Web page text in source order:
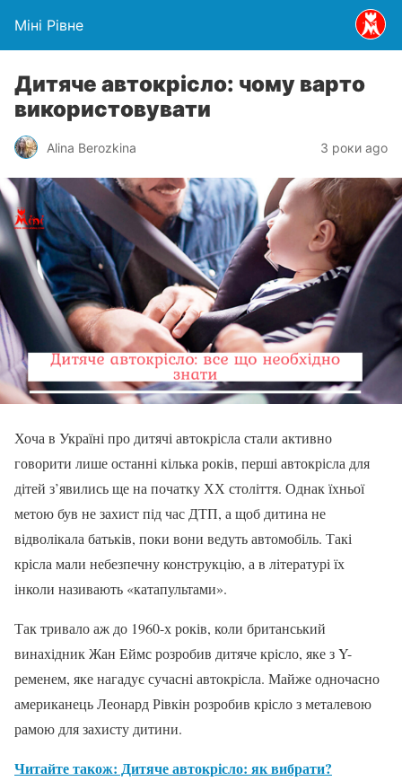
Міні Рівне
Дитяче автокрісло: чому варто
використовувати
Alina Berozkina 3 роки ago
Хоча в Україні про дитячі автокрісла стали активно
говорити лише останні кілька років, перші автокрісла для
дітей з’явились ще на початку ХХ століття. Однак їхньої
метою був не захист під час ДТП, а щоб дитина не
відволікала батьків, поки вони ведуть автомобіль. Такі
крісла мали небезпечну конструкцію, а в літературі їх
інколи називають «катапультами».
Так тривало аж до 1960-х років, коли британський
винахідник Жан Еймс розробив дитяче крісло, яке з Y-
ременем, яке нагадує сучасні автокрісла. Майже одночасно
американець Леонард Рівкін розробив крісло з металевою
рамою для захисту дитини.
Читайте також: Дитяче автокрісло: як вибрати?